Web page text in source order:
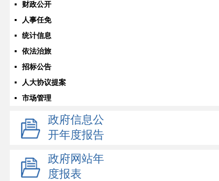
财政公开
人事任免
统计信息
依法治旅
招标公告
人大协议提案
市场管理
政府信息公
开年度报告
政府网站年
度报表